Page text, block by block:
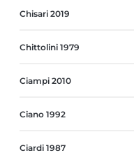
Chisari 2019
Chittolini 1979
Ciampi 2010
Ciano 1992
Ciardi 1987